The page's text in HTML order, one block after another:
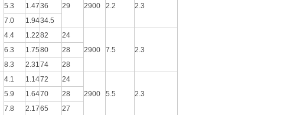
29
2900 2.2 2.3
5.3 1.4736
7.0
1.9434.5
4.4 1.2282
24
2900
7.5 2.3
6.3 1.7580
28
8.3
2.3174 28
4.1 1.1472
24
2900
5.5 2.3
5.9 1.6470
28
7.8
2.1765 27